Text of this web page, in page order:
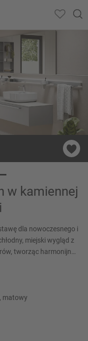
w kamiennej
dla nowoczesnego i
miejski wygląd z
tworząc harmonijną
dla każdego, kto
dzień.
matowy